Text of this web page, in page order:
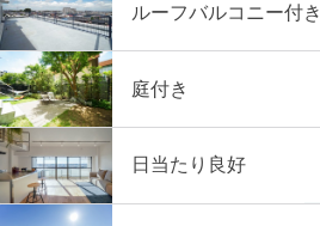
ルーフバルコニー付き
庭付き
日当たり良好